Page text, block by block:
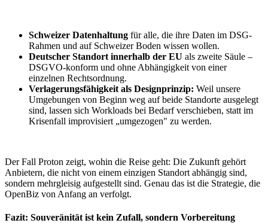
Schweizer Datenhaltung für alle, die ihre Daten im DSG-
Rahmen und auf Schweizer Boden wissen wollen.
Deutscher Standort innerhalb der EU als zweite Säule –
DSGVO-konform und ohne Abhängigkeit von einer
einzelnen Rechtsordnung.
Verlagerungsfähigkeit als Designprinzip: Weil unsere
Umgebungen von Beginn weg auf beide Standorte ausgelegt
sind, lassen sich Workloads bei Bedarf verschieben, statt im
Krisenfall improvisiert „umgezogen" zu werden.
Der Fall Proton zeigt, wohin die Reise geht: Die Zukunft gehört
Anbietern, die nicht von einem einzigen Standort abhängig sind,
sondern mehrgleisig aufgestellt sind. Genau das ist die Strategie, die
OpenBiz von Anfang an verfolgt.
Fazit: Souveränität ist kein Zufall, sondern Vorbereitung